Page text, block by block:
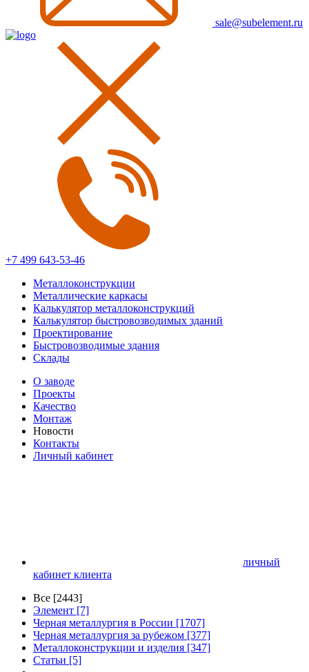
sale@subelement.ru
+7 499 643-53-46
Металлоконструкции
Металлические каркасы
Калькулятор металлоконструкций
Калькулятор быстровозводимых зданий
Проектирование
Быстровозводимые здания
Склады
О заводе
Проекты
Качество
Монтаж
Новости
Контакты
Личный кабинет
личный
кабинет клиента
Все [2443]
Элемент [7]
Черная металлургия в России [1707]
Черная металлургия за рубежом [377]
Металлоконструкции и изделия [347]
Статьи [5]